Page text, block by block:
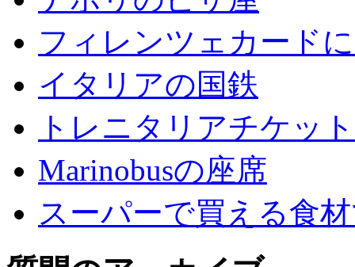
フィレンツェカード
イタリアの国鉄
トレニタリアチケッ
Marinobusの座席
スーパーで買える食